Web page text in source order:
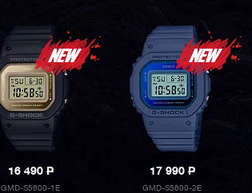
16 490 P
GMD-S5600-1E
17 990P
GMD-S5600-2E